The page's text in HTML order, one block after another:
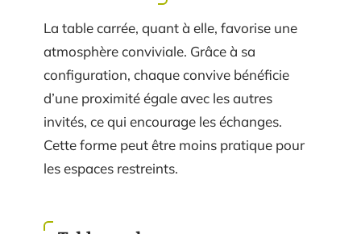
La table carrée, quant à elle, favorise une
atmosphère conviviale. Grâce à sa
configuration, chaque convive bénéficie
d’une proximité égale avec les autres
invités, ce qui encourage les échanges.
Cette forme peut être moins pratique pour
les espaces restreints.